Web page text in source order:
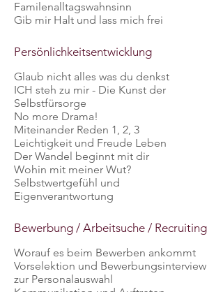
Familenalltagswahnsinn
Gib mir Halt und lass mich frei
Persönlichkeitsentwicklung
Glaub nicht alles was du denkst
ICH steh zu mir - Die Kunst der
Selbstfürsorge
No more Drama!
Miteinander Reden 1, 2, 3
Leichtigkeit und Freude Leben
Der Wandel beginnt mit dir
Wohin mit meiner Wut?
Selbstwertgefühl und
Eigenverantwortung
Bewerbung / Arbeitsuche / Recruiting
Worauf es beim Bewerben ankommt
Vorselektion und Bewerbungsinterview
zur Personalauswahl